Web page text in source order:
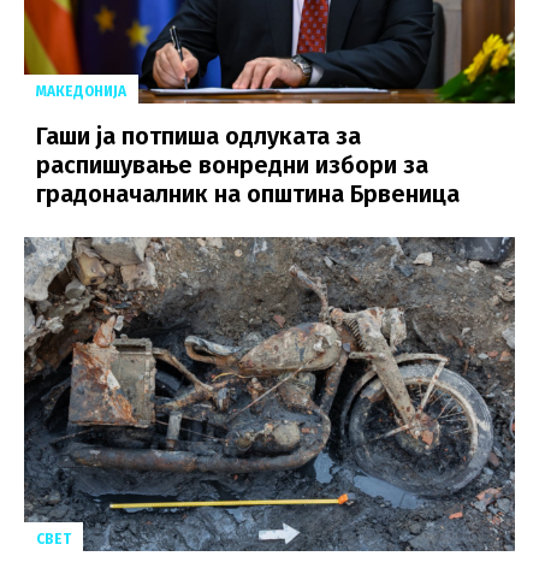
МАКЕДОНИЈА
Гаши ја потпиша одлуката за
распишување вонредни избори за
градоначалник на општина Брвеница
СВЕТ